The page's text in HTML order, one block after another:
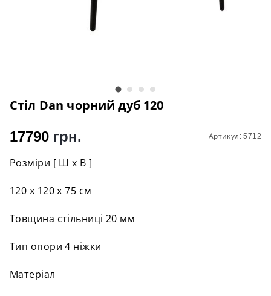
Стіл Dan чорний дуб 120
Артикул: 5712
17790 грн.
Розміри [ Ш х В ]
120 х 120 х 75 см
Товщина стільниці 20 мм
Тип опори 4 ніжки
Матеріал